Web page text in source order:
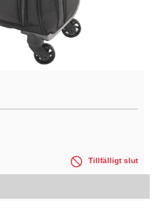
Tillfälligt slut